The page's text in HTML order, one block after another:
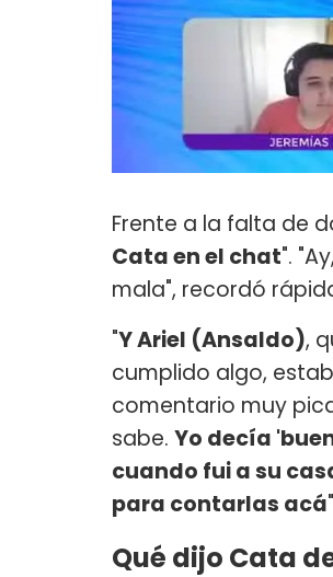
Frente a la falta de
Cata en el chat".
mala", recordó
"Y Ariel (Ansaldo),
cumplido algo,
comentario muy
sabe. Yo decía
cuando fui a su
para contarlas acá
Qué dijo Cata